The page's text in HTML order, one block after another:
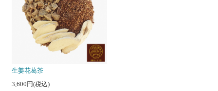
生姜花葛茶
3,600円(税込)